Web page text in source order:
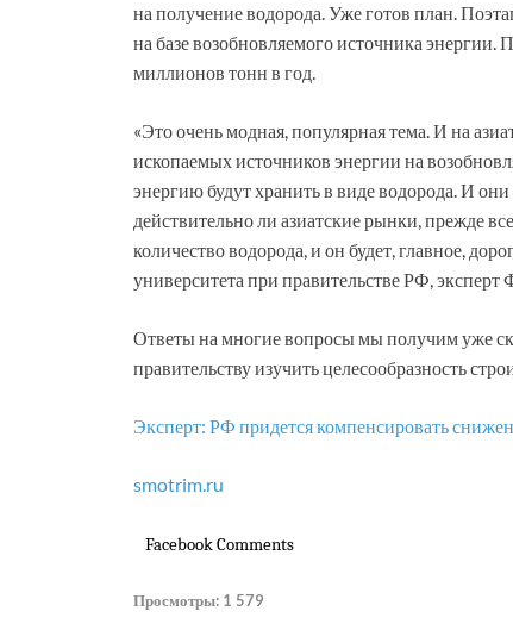
на получение водорода. Уже готов план.
на базе возобновляемого источника
миллионов тонн в год.
«Это очень модная, популярная тема. И на
ископаемых источников энергии на
энергию будут хранить в виде водорода. И
действительно ли азиатские рынки, прежде
количество водорода, и он будет, главное,
университета при правительстве РФ,
Ответы на многие вопросы мы получим уже
правительству изучить целесообразность
Эксперт: РФ придется компенсировать
smotrim.ru
Facebook Comments
Просмотры: 1 579